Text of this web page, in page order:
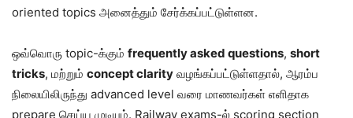
oriented topics அனைத்தும் சேர்க்கப்பட்டுள்ளன.
ஒவ்வொரு topic-க்கும் frequently asked questions, short
tricks, மற்றும் concept clarity வழங்கப்பட்டுள்ளதால், ஆரம்ப
நிலையிலிருந்து advanced level வரை மாணவர்கள் எளிதாக
prepare செய்ய முடியும். Railway exams-ல் scoring section